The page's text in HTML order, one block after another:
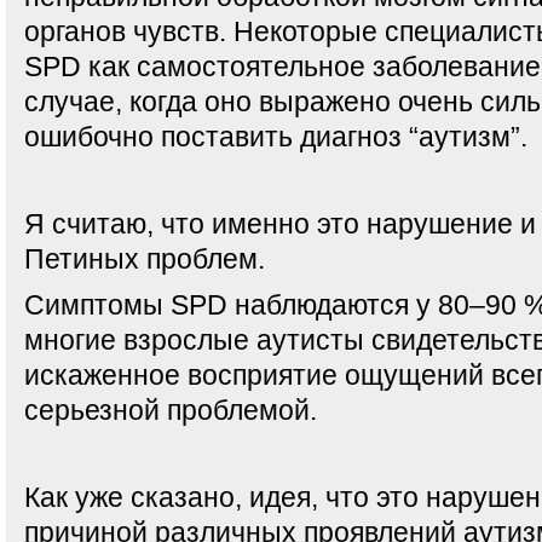
органов чувств. Некоторые
SPD как самостоятельное
случае, когда оно выражено очень
ошибочно поставить диагноз “аутизм”.
Я считаю, что именно это нарушение
Петиных проблем.
Симптомы SPD наблюдаются у 80–90
многие взрослые аутисты
искаженное восприятие ощущений
серьезной проблемой.
Как уже сказано, идея, что это
причиной различных проявлений